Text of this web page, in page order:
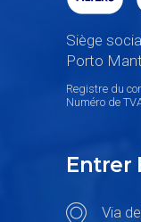
Siège
Porto
Registre du
Numéro de
Entrer
Via